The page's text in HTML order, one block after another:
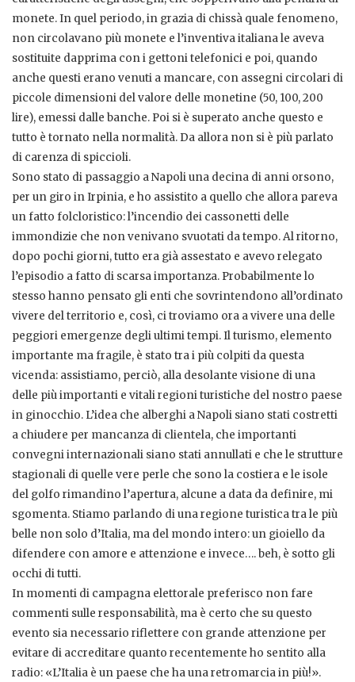
monete. In quel periodo, in grazia di chissà quale fenomeno,
non circolavano più monete e l’inventiva italiana le aveva
sostituite dapprima con i gettoni telefonici e poi, quando
anche questi erano venuti a mancare, con assegni circolari di
piccole dimensioni del valore delle monetine (50, 100, 200
lire), emessi dalle banche. Poi si è superato anche questo e
tutto è tornato nella normalità. Da allora non si è più parlato
di carenza di spiccioli.
Sono stato di passaggio a Napoli una decina di anni orsono,
per un giro in Irpinia, e ho assistito a quello che allora pareva
un fatto folcloristico: l’incendio dei cassonetti delle
immondizie che non venivano svuotati da tempo. Al ritorno,
dopo pochi giorni, tutto era già assestato e avevo relegato
l’episodio a fatto di scarsa importanza. Probabilmente lo
stesso hanno pensato gli enti che sovrintendono all’ordinato
vivere del territorio e, così, ci troviamo ora a vivere una delle
peggiori emergenze degli ultimi tempi. Il turismo, elemento
importante ma fragile, è stato tra i più colpiti da questa
vicenda: assistiamo, perciò, alla desolante visione di una
delle più importanti e vitali regioni turistiche del nostro paese
in ginocchio. L’idea che alberghi a Napoli siano stati costretti
a chiudere per mancanza di clientela, che importanti
convegni internazionali siano stati annullati e che le strutture
stagionali di quelle vere perle che sono la costiera e le isole
del golfo rimandino l’apertura, alcune a data da definire, mi
sgomenta. Stiamo parlando di una regione turistica tra le più
belle non solo d’Italia, ma del mondo intero: un gioiello da
difendere con amore e attenzione e invece…. beh, è sotto gli
occhi di tutti.
In momenti di campagna elettorale preferisco non fare
commenti sulle responsabilità, ma è certo che su questo
evento sia necessario riflettere con grande attenzione per
evitare di accreditare quanto recentemente ho sentito alla
radio: «L’Italia è un paese che ha una retromarcia in più!».